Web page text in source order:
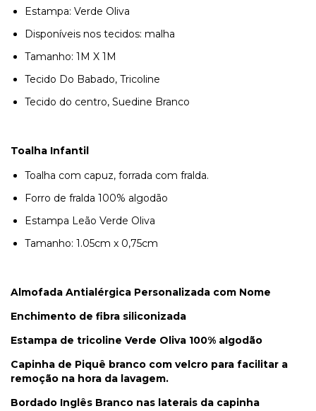
Estampa: Verde Oliva
Disponíveis nos tecidos: malha
Tamanho: 1M X 1M
Tecido Do Babado, Tricoline
Tecido do centro, Suedine Branco
Toalha Infantil
Toalha com capuz, forrada com fralda.
Forro de fralda 100% algodão
Estampa Leão Verde Oliva
Tamanho: 1.05cm x 0,75cm
Almofada Antialérgica Personalizada com Nome
Enchimento de fibra siliconizada
Estampa de tricoline Verde Oliva 100% algodão
Capinha de Piquê branco com velcro para facilitar a
remoção na hora da lavagem.
Bordado Inglês Branco nas laterais da capinha